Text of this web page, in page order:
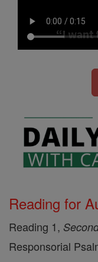
Reading for
Reading 1,
Responsorial